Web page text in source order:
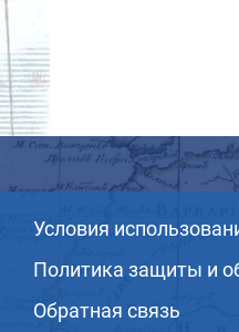
Условия
Политика защиты и
Обратная связь